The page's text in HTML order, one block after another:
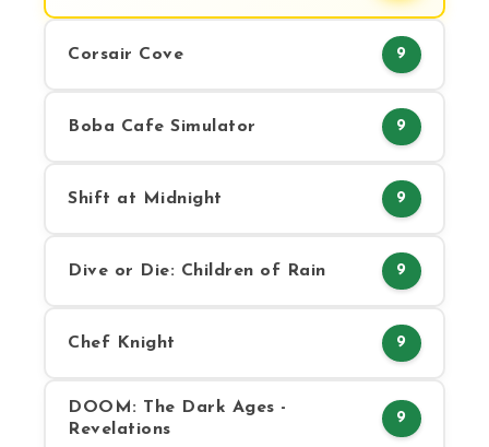
Corsair Cove 9
Boba Cafe Simulator 9
Shift at Midnight 9
Dive or Die: Children of Rain 9
Chef Knight 9
DOOM: The Dark Ages -
Revelations
9